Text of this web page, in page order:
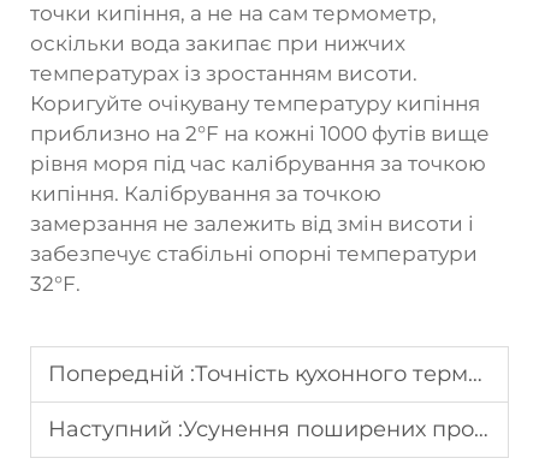
точки кипіння, а не на сам термометр,
оскільки вода закипає при нижчих
температурах із зростанням висоти.
Коригуйте очікувану температуру кипіння
приблизно на 2°F на кожні 1000 футів вище
рівня моря під час калібрування за точкою
кипіння. Калібрування за точкою
замерзання не залежить від змін висоти і
забезпечує стабільні опорні температури
32°F.
Попередній :Точність кухонного термометра: поради для ідеальних результатів
Наступний :Усунення поширених проблем із регулюванням температури в холодильнику